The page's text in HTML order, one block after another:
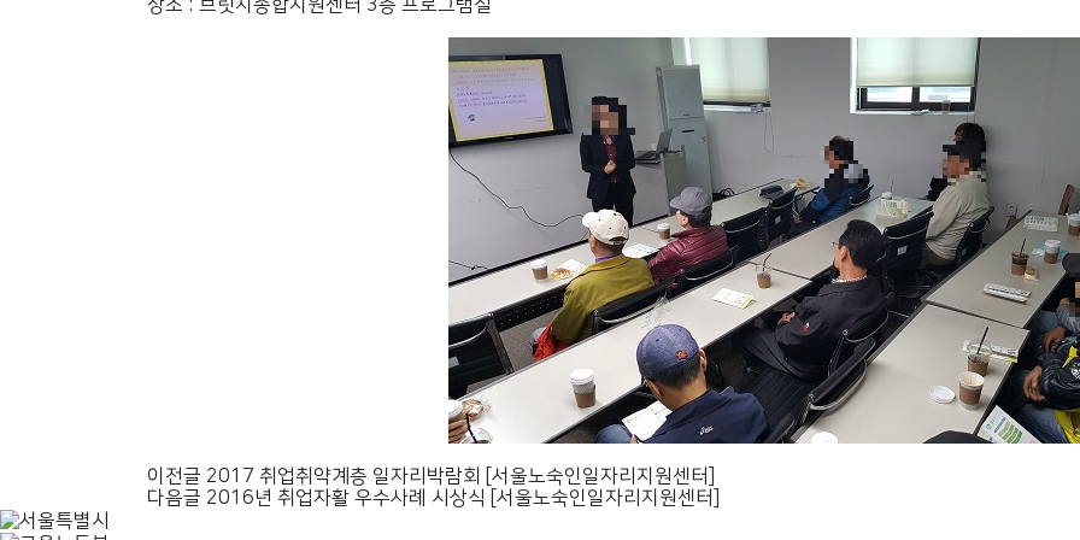
장소 : 브릿지종합지원센터 3층 프로그램실
이전글 2017 취업취약계층 일자리박람회 [서울노숙인일자리지원센터]
다음글 2016년 취업자활 우수사례 시상식 [서울노숙인일자리지원센터]